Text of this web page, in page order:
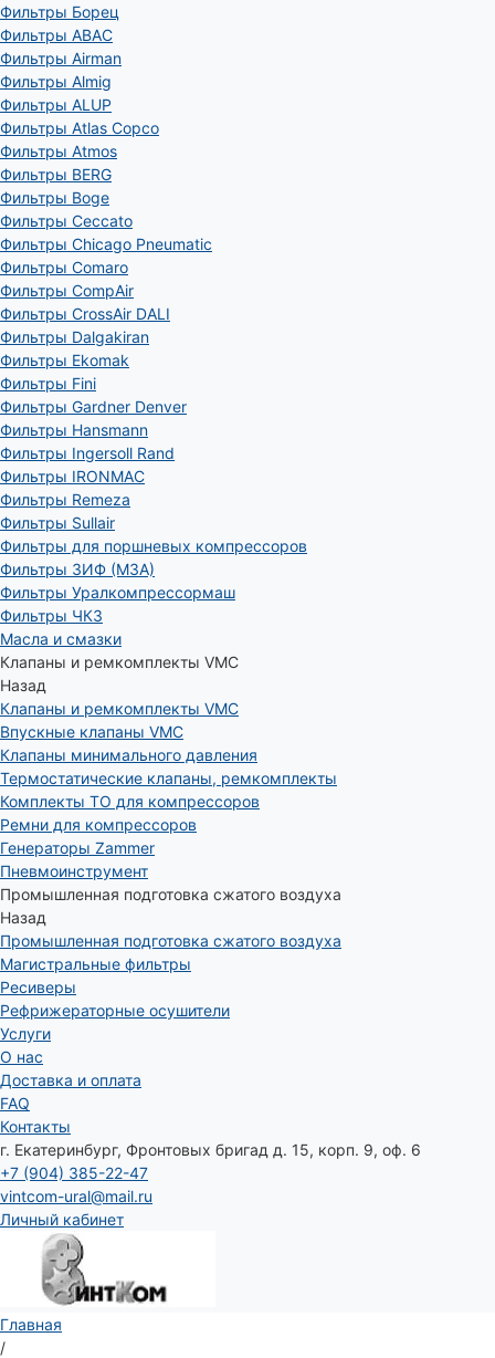
Фильтры Борец
Фильтры ABAC
Фильтры Airman
Фильтры Almig
Фильтры ALUP
Фильтры Atlas Copco
Фильтры Atmos
Фильтры BERG
Фильтры Boge
Фильтры Ceccato
Фильтры Chicago Pneumatic
Фильтры Comaro
Фильтры CompAir
Фильтры CrossAir DALI
Фильтры Dalgakiran
Фильтры Ekomak
Фильтры Fini
Фильтры Gardner Denver
Фильтры Hansmann
Фильтры Ingersoll Rand
Фильтры IRONMAC
Фильтры Remeza
Фильтры Sullair
Фильтры для поршневых компрессоров
Фильтры ЗИФ (МЗА)
Фильтры Уралкомпрессормаш
Фильтры ЧКЗ
Масла и смазки
Клапаны и ремкомплекты VMC
Назад
Клапаны и ремкомплекты VMC
Впускные клапаны VMC
Клапаны минимального давления
Термостатические клапаны, ремкомплекты
Комплекты ТО для компрессоров
Ремни для компрессоров
Генераторы Zammer
Пневмоинструмент
Промышленная подготовка сжатого воздуха
Назад
Промышленная подготовка сжатого воздуха
Магистральные фильтры
Ресиверы
Рефрижераторные осушители
Услуги
О нас
Доставка и оплата
FAQ
Контакты
г. Екатеринбург, Фронтовых бригад д. 15, корп. 9, оф. 6
+7 (904) 385-22-47
vintcom-ural@mail.ru
Личный кабинет
Главная
/